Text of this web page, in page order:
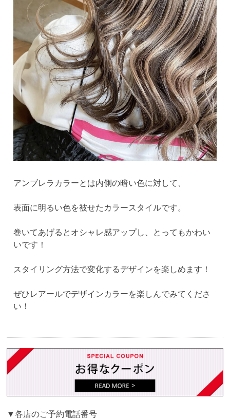
アンブレラカラーとは内側の暗い色に対して、
表面に明るい色を被せたカラースタイルです。
巻いてあげるとオシャレ感アップし、とってもかわい
いです！
スタイリング方法で変化するデザインを楽しめます！
ぜひレアールでデザインカラーを楽しんでみてくださ
い！
▼各店のご予約電話番号